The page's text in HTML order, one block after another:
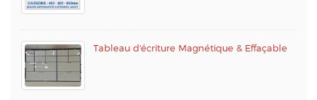
Tableau d'écriture Magnétique & Effaçable